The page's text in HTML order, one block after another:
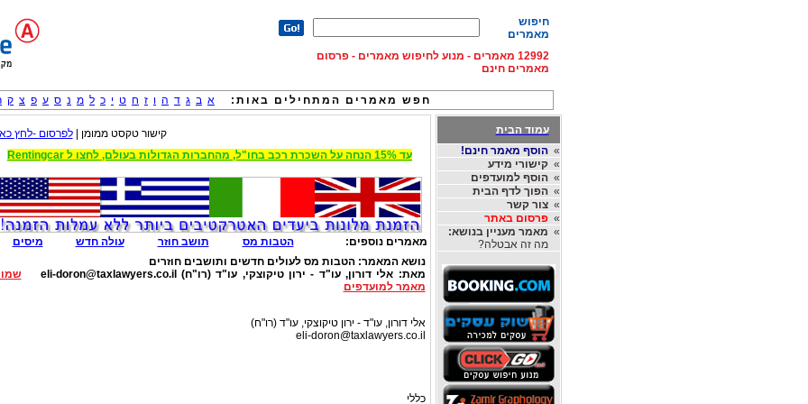
חיפוש
מאמרים
12992 מאמרים - מנוע לחיפוש מאמרים - פרסום
מאמרים חינם
חפש מאמרים המתחילים באות: א ב ג ד ה ו ז ח ט י כ ל מ נ ס ע פ צ ק
עמוד הבית
»הוסף מאמר חינם!
»קישורי מידע
»הוסף למועדפים
»הפוך לדף הבית
»צור קשר
»פרסום באתר
» מאמר מעניין בנושא:
מה זה אבטלה?
קישור טקסט ממומן |לפרסום -לחץ
עד 15% הנחה על השכרת רכב בחו"ל, מהחברות הגדולות בעולם, לחצו ל Rentingcar
מאמרים נוספים: הטבות מס תושב חוזר עולה חדש
מיסים
נושא המאמר:הטבות מס לעולים חדשים ותושבים חוזרים
מאת: אלי דורון, עו"ד - ירון טיקוצקי, עו"ד (רו"ח) eli-doron@taxlawyers.co.il
מאמר למועדפים
אלי דורון, עו"ד - ירון טיקוצקי, עו"ד (רו"ח)
eli-doron@taxlawyers.co.il
כללי